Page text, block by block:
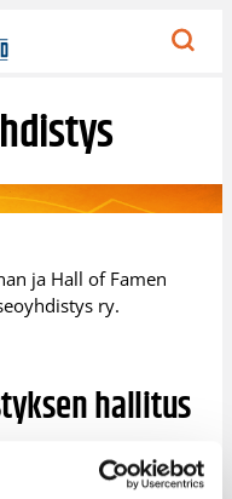
ja Hall of Famen
ry.
hallitus
puheenjohtaja